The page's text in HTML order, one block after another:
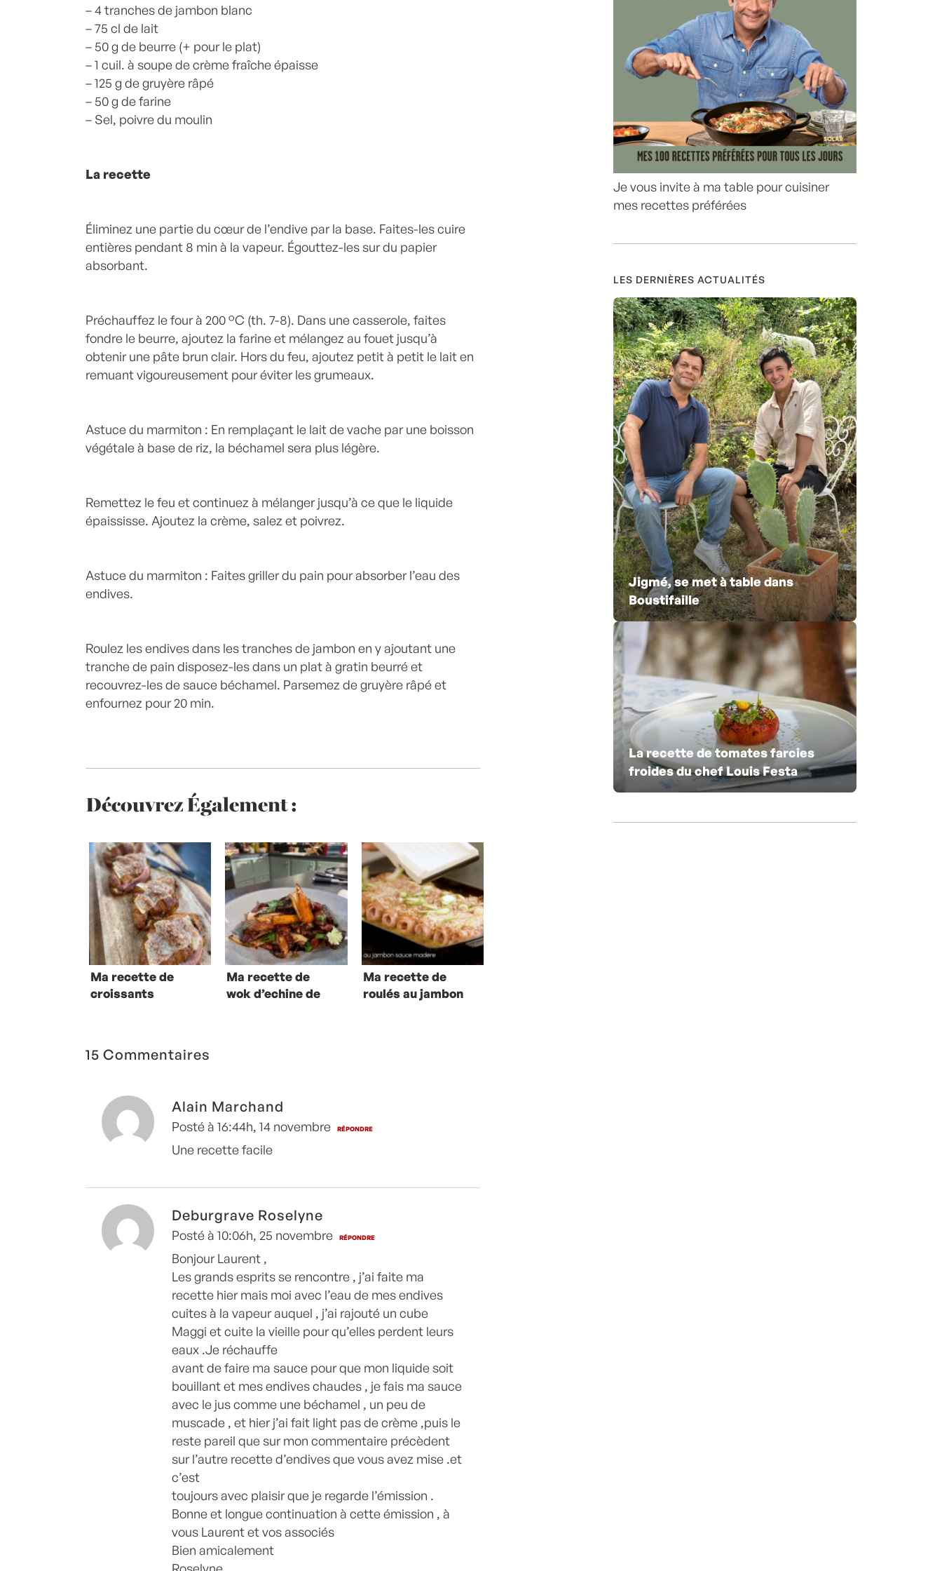
– 4 tranches de jambon blanc
– 75 cl de lait
– 50 g de beurre (+ pour le plat)
– 1 cuil. à soupe de crème fraîche épaisse
– 125 g de gruyère râpé
– 50 g de farine
– Sel, poivre du moulin
La recette
Éliminez une partie du cœur de l’endive par la base. Faites-les cuire
entières pendant 8 min à la vapeur. Égouttez-les sur du papier
absorbant.
Préchauffez le four à 200 °C (th. 7-8). Dans une casserole, faites
fondre le beurre, ajoutez la farine et mélangez au fouet jusqu’à
obtenir une pâte brun clair. Hors du feu, ajoutez petit à petit le lait en
remuant vigoureusement pour éviter les grumeaux.
Astuce du marmiton : En remplaçant le lait de vache par une boisson
végétale à base de riz, la béchamel sera plus légère.
Remettez le feu et continuez à mélanger jusqu’à ce que le liquide
épaississe. Ajoutez la crème, salez et poivrez.
Astuce du marmiton : Faites griller du pain pour absorber l’eau des
endives.
Roulez les endives dans les tranches de jambon en y ajoutant une
tranche de pain disposez-les dans un plat à gratin beurré et
recouvrez-les de sauce béchamel. Parsemez de gruyère râpé et
enfournez pour 20 min.
Découvrez Également :
Ma recette de
croissants
Ma recette de
wok d’echine de
Ma recette de
roulés au jambon
15 Commentaires
Alain Marchand
Posté à 16:44h, 14 novembre RÉPONDRE
Une recette facile
Deburgrave Roselyne
Posté à 10:06h, 25 novembre RÉPONDRE
Bonjour Laurent ,
Les grands esprits se rencontre , j’ai faite ma
recette hier mais moi avec l’eau de mes endives
cuites à la vapeur auquel , j’ai rajouté un cube
Maggi et cuite la vieille pour qu’elles perdent leurs
eaux .Je réchauffe
avant de faire ma sauce pour que mon liquide soit
bouillant et mes endives chaudes , je fais ma sauce
avec le jus comme une béchamel , un peu de
muscade , et hier j’ai fait light pas de crème ,puis le
reste pareil que sur mon commentaire précèdent
sur l’autre recette d’endives que vous avez mise .et
c’est
toujours avec plaisir que je regarde l’émission .
Bonne et longue continuation à cette émission , à
vous Laurent et vos associés
Bien amicalement
Je vous invite à ma table pour cuisiner
mes recettes préférées
LES DERNIÈRES ACTUALITÉS
Jigmé, se met à table dans
Boustifaille
La recette de tomates farcies
froides du chef Louis Festa